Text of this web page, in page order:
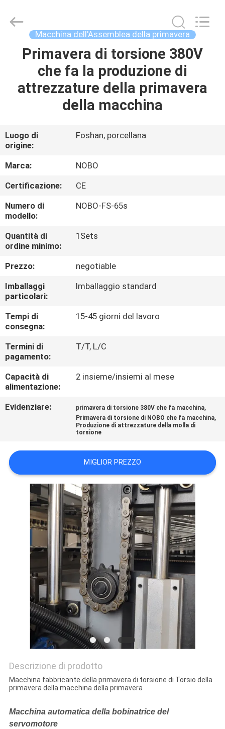
CASA
PRODOTTI
SIAMO
FATORY
TOUR
CONTROLLO
DI
QUALITÀ
CONTATTACI
NOTIZIE
TUTTI
CASI
VR
DEL
SITO
NORME
SULLA
PRIVACY
Ltd..
Macchina dell'Assemblea della primavera
Primavera di torsione 380V
che fa la produzione di
attrezzature della primavera
della macchina
Luogo di
origine:
Foshan, porcellana
Marca:
NOBO
Certificazione:
CE
Numero di
modello:
NOBO-FS-65s
Quantità di
ordine minimo:
1Sets
Prezzo:
negotiable
Imballaggi
particolari:
Imballaggio standard
Tempi di
consegna:
15-45 giorni del lavoro
Termini di
pagamento:
T/T, L/C
Capacità di
alimentazione:
2 insieme/insiemi al mese
Evidenziare: primavera di torsione 380V che fa macchina,
Primavera di torsione di NOBO che fa macchina,
Produzione di attrezzature della molla di
torsione
MIGLIOR PREZZO
Descrizione di prodotto
Macchina fabbricante della primavera di torsione di Torsio della
primavera della macchina della primavera
Macchina automatica della bobinatrice del
servomotore